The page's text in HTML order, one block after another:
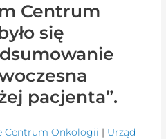
Centrum
się
pacjenta”.
Centrum Onkologii | Urząd